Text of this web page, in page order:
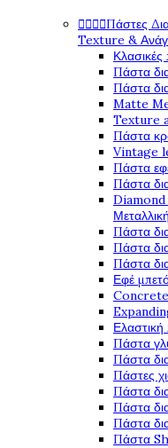
   Πάστες
Texture &
Πάστα
Πάστα
Matte
Texture
Πάστα
Vintage
Πάστα
Πάστα
Πάστα
Πάστα
Πάστα
Εφέ
Πάστα
Πάστα
Πάστες
Πάστα
Πάστα
Πάστα
Πάστα